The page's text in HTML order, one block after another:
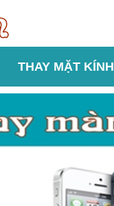
THAY MẶT KÍNH